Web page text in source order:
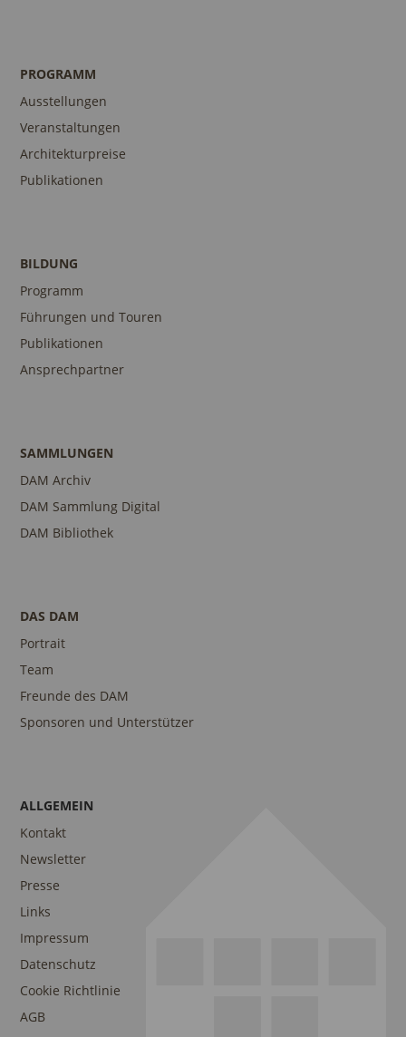
PROGRAMM
Ausstellungen
Veranstaltungen
Architekturpreise
Publikationen
BILDUNG
Programm
Führungen und Touren
Publikationen
Ansprechpartner
SAMMLUNGEN
DAM Archiv
DAM Sammlung Digital
DAM Bibliothek
DAS DAM
Portrait
Team
Freunde des DAM
Sponsoren und Unterstützer
ALLGEMEIN
Kontakt
Newsletter
Presse
Links
Impressum
Datenschutz
Cookie Richtlinie
AGB